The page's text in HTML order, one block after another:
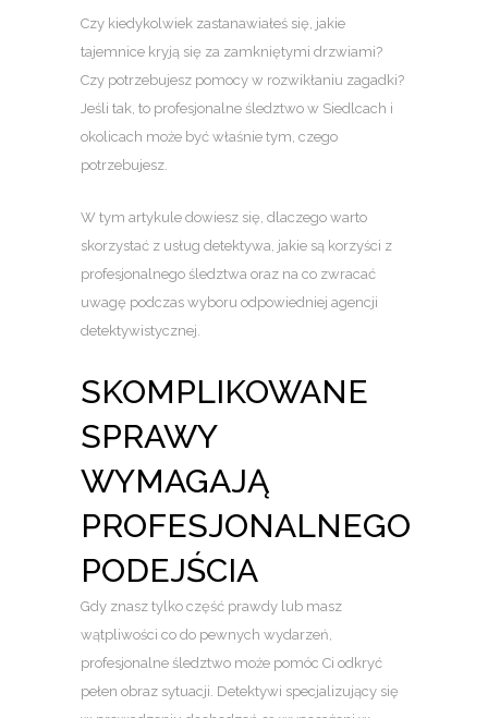
Czy kiedykolwiek zastanawiałeś się, jakie
tajemnice kryją się za zamkniętymi drzwiami?
Czy potrzebujesz pomocy w rozwikłaniu zagadki?
Jeśli tak, to profesjonalne śledztwo w Siedlcach i
okolicach może być właśnie tym, czego
potrzebujesz.
W tym artykule dowiesz się, dlaczego warto
skorzystać z usług detektywa, jakie są korzyści z
profesjonalnego śledztwa oraz na co zwracać
uwagę podczas wyboru odpowiedniej agencji
detektywistycznej.
SKOMPLIKOWANE
SPRAWY
WYMAGAJĄ
PROFESJONALNEGO
PODEJŚCIA
Gdy znasz tylko część prawdy lub masz
wątpliwości co do pewnych wydarzeń,
profesjonalne śledztwo może pomóc Ci odkryć
pełen obraz sytuacji. Detektywi specjalizujący się